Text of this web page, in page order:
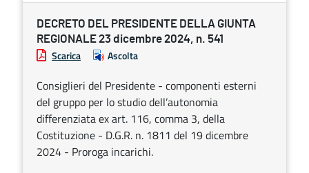
DECRETO DEL PRESIDENTE DELLA GIUNTA
REGIONALE 23 dicembre 2024, n. 541
Scarica Ascolta
Consiglieri del Presidente - componenti esterni
del gruppo per lo studio dell’autonomia
differenziata ex art. 116, comma 3, della
Costituzione - D.G.R. n. 1811 del 19 dicembre
2024 - Proroga incarichi.